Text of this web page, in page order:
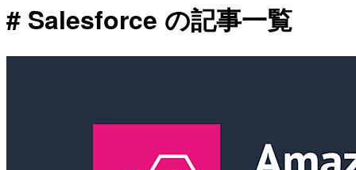
# Salesforce の記事一覧